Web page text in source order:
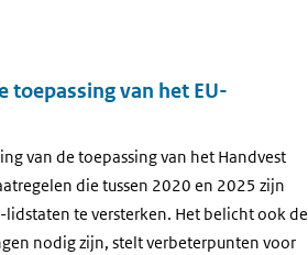
toepassing van het EU-
van de toepassing van het Handvest
die tussen 2020 en 2025 zijn
te versterken. Het belicht ook de
nodig zijn, stelt verbeterpunten voor